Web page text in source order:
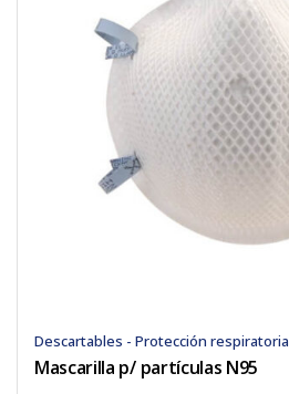
Descartables - Protección respiratoria
Mascarilla p/ partículas N95